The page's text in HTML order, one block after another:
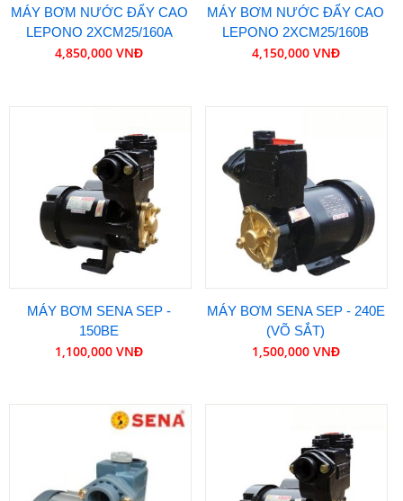
MÁY BƠM NƯỚC ĐẨY CAO
LEPONO 2XCM25/160A
4,850,000 VNĐ
MÁY BƠM NƯỚC ĐẨY CAO
LEPONO 2XCM25/160B
4,150,000 VNĐ
MÁY BƠM SENA SEP -
150BE
1,100,000 VNĐ
MÁY BƠM SENA SEP - 240E
(VÕ SẮT)
1,500,000 VNĐ